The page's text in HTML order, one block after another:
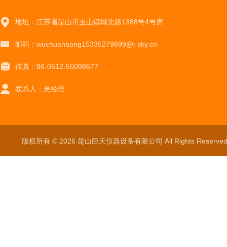
地址：江苏省昆山市玉山镇城北路1388号4号房
邮箱：wuchuanbang15335279699@j-sky.cn
传真：86-0512-55008677
联系人：吴经理
版权所有 © 2026 昆山巨天仪器设备有限公司 All Rights